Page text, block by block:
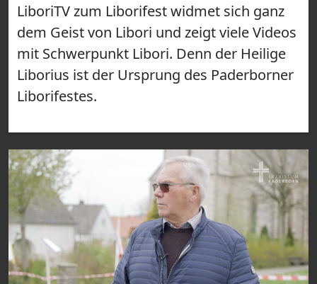
LiboriTV zum Liborifest widmet sich ganz
dem Geist von Libori und zeigt viele Videos
mit Schwerpunkt Libori. Denn der Heilige
Liborius ist der Ursprung des Paderborner
Liborifestes.